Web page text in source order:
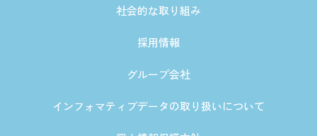
社会的な取り組み
採用情報
グループ会社
インフォマティブデータの取り扱いについて